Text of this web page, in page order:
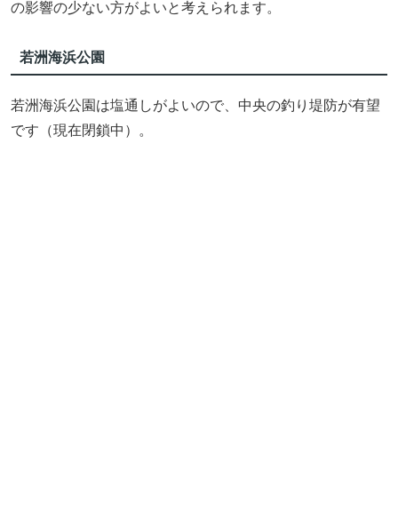
の影響の少ない方がよいと考えられます。
若洲海浜公園
若洲海浜公園は塩通しがよいので、中央の釣り堤防が有望
です（現在閉鎖中）。